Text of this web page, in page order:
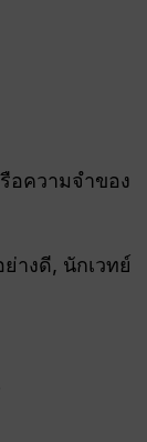
อความจำของ
างดี, นักเวทย์